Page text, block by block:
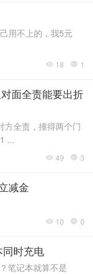
用不上的，我5元
 18  1
面全责能要出折
方全责，撞得两个门
...
 49  3
减金
 10  0
时充电
笔记本就算不是